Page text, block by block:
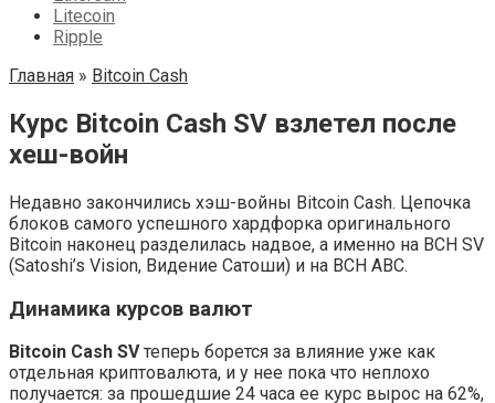
Litecoin
Ripple
Главная » Bitcoin Cash
Курс Bitcoin Cash SV взлетел после
хеш-войн
Недавно закончились хэш-войны Bitcoin Cash. Цепочка
блоков самого успешного хардфорка оригинального
Bitcoin наконец разделилась надвое, а именно на BCH SV
(Satoshi’s Vision, Видение Сатоши) и на BCH ABC.
Динамика курсов валют
Bitcoin Cash SVтеперь борется за влияние уже как
отдельная криптовалюта, и у нее пока что неплохо
получается: за прошедшие 24 часа ее курс вырос на 62%,